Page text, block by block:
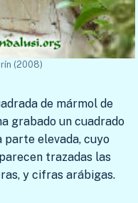
(2008)
de mármol de
grabado un cuadrado
elevada, cuyo
trazadas las
y cifras arábigas.